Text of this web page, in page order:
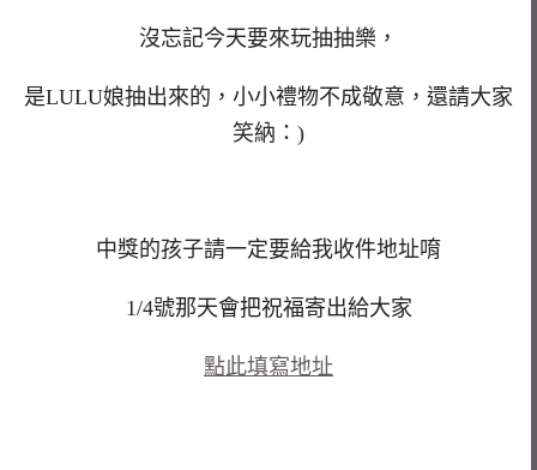
沒忘記今天要來玩抽抽樂，
是LULU娘抽出來的，小小禮物不成敬意，還請大家
笑納：)
中獎的孩子請一定要給我收件地址唷
1/4號那天會把祝福寄出給大家
點此填寫地址